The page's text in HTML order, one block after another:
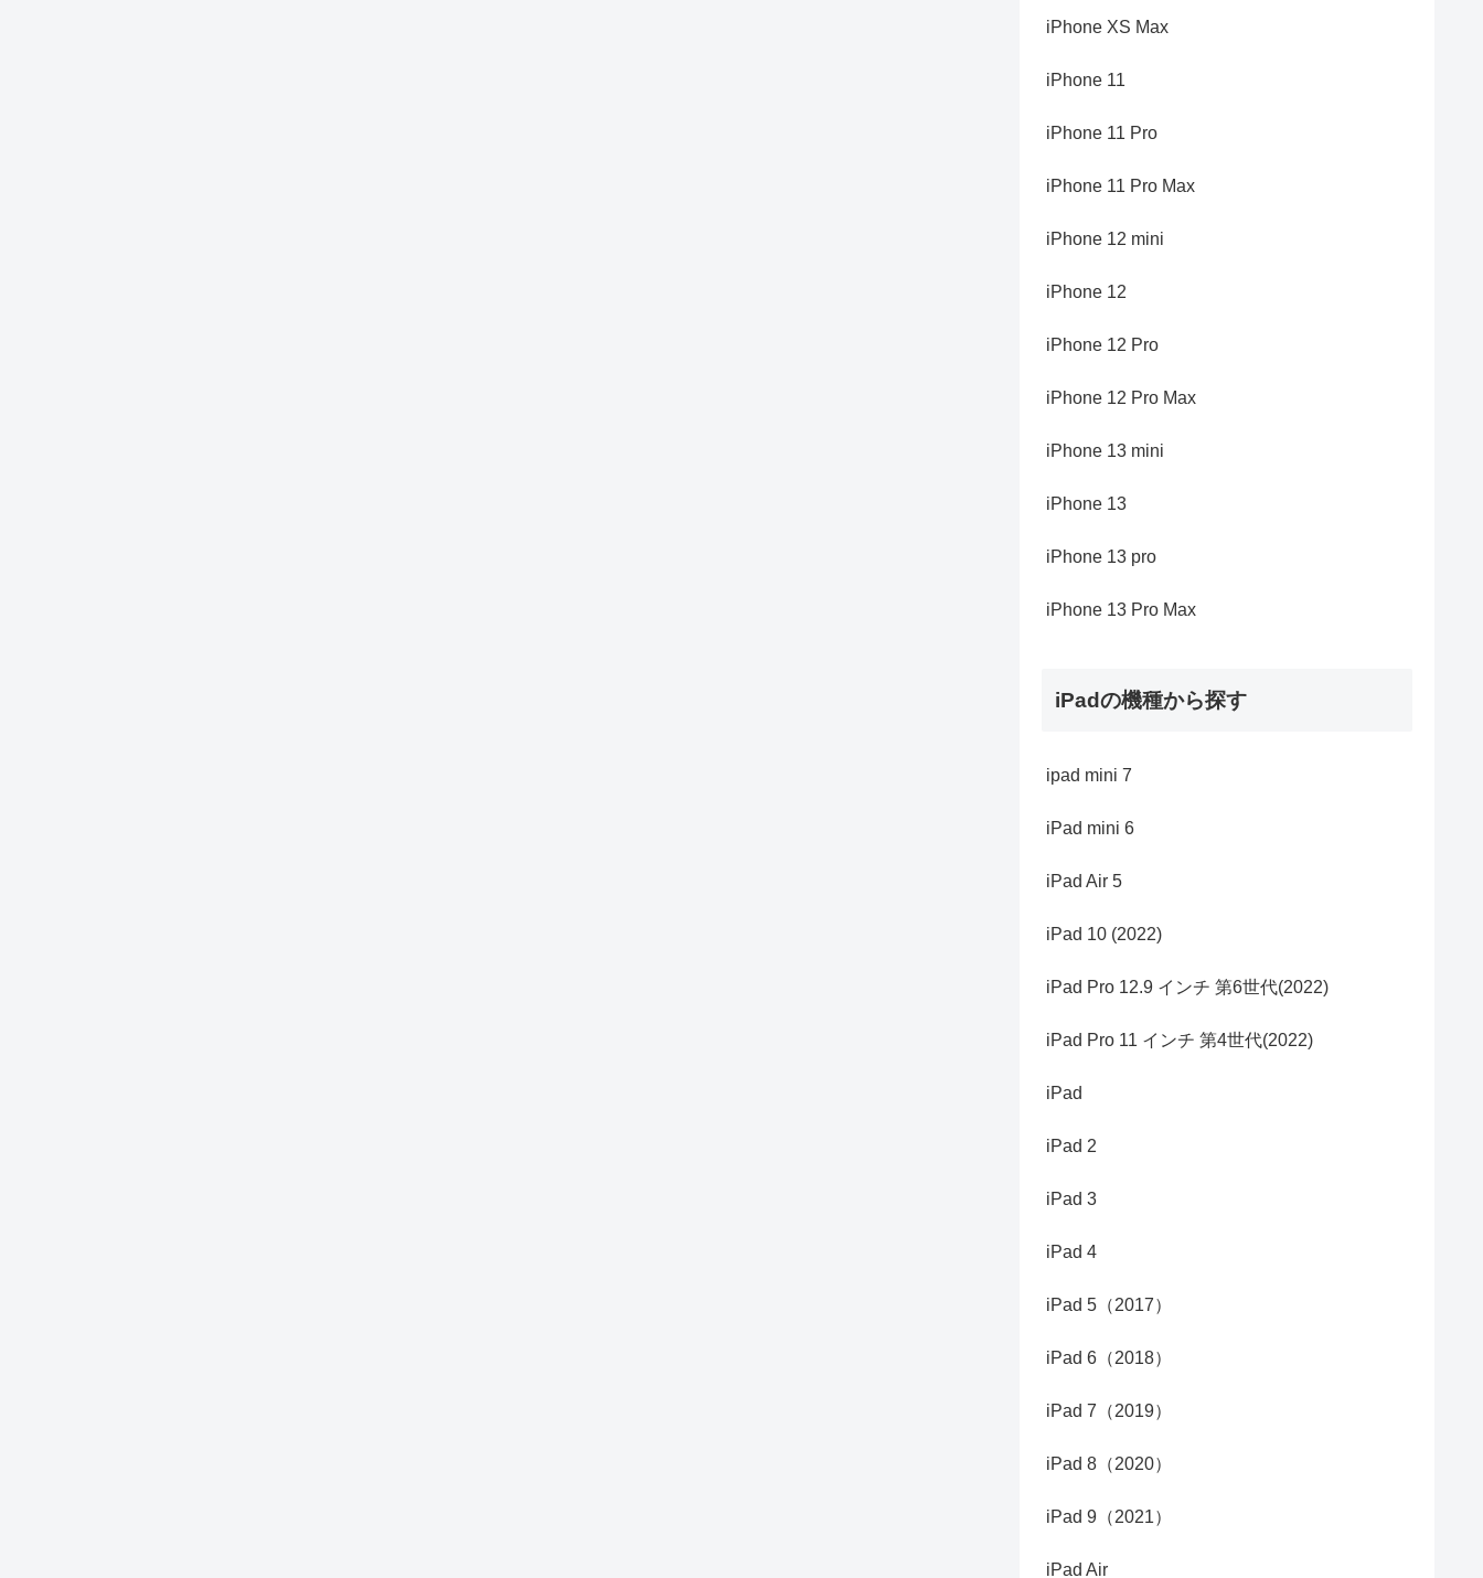
iPhone XS Max
iPhone 11
iPhone 11 Pro
iPhone 11 Pro Max
iPhone 12 mini
iPhone 12
iPhone 12 Pro
iPhone 12 Pro Max
iPhone 13 mini
iPhone 13
iPhone 13 pro
iPhone 13 Pro Max
iPadの機種から探す
ipad mini 7
iPad mini 6
iPad Air 5
iPad 10 (2022)
iPad Pro 12.9 インチ 第6世代(2022)
iPad Pro 11 インチ 第4世代(2022)
iPad
iPad 2
iPad 3
iPad 4
iPad 5（2017）
iPad 6（2018）
iPad 7（2019）
iPad 8（2020）
iPad 9（2021）
iPad Air